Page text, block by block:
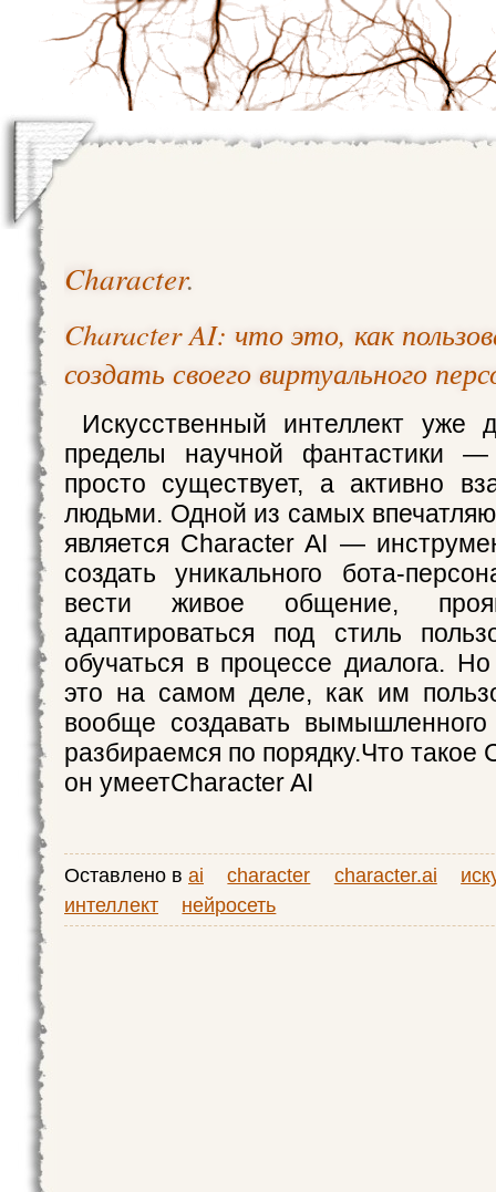
Character.
Character AI: что это, как
создать своего виртуального
Искусственный интеллект уже
пределы научной фантастики
просто существует, а активно
людьми. Одной из самых
является Character AI —
создать уникального бота-
вести живое общение,
адаптироваться под стиль
обучаться в процессе диалога.
это на самом деле, как им
вообще создавать
разбираемся по порядку.Что такое
он умеетCharacter AI
Оставлено в ai character character.ai
интеллект
нейросеть